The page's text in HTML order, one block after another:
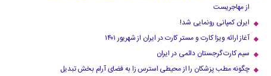
از مهاجریست
ایران کمپانی رونمایی شد!
آغاز ارائه ویزا کارت و مستر کارت در ایران از شهریور ۱۴۰۱
سیم کارت گرجستان دائمی در ایران
چگونه مطب پزشکان را از محیطی استرس زا به فضای آرام بخش تبدیل